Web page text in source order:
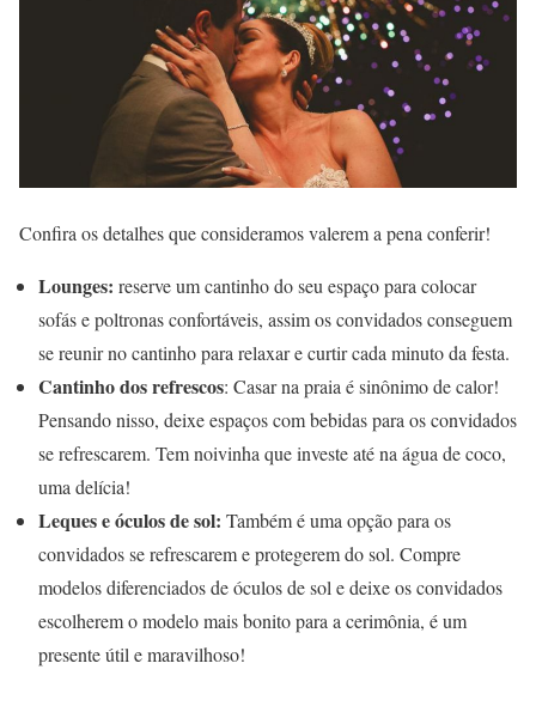
Confira os detalhes que consideramos valerem a pena conferir!
Lounges: reserve um cantinho do seu espaço para colocar
sofás e poltronas confortáveis, assim os convidados conseguem
se reunir no cantinho para relaxar e curtir cada minuto da festa.
Cantinho dos refrescos: Casar na praia é sinônimo de calor!
Pensando nisso, deixe espaços com bebidas para os convidados
se refrescarem. Tem noivinha que investe até na água de coco,
uma delícia!
Leques e óculos de sol: Também é uma opção para os
convidados se refrescarem e protegerem do sol. Compre
modelos diferenciados de óculos de sol e deixe os convidados
escolherem o modelo mais bonito para a cerimônia, é um
presente útil e maravilhoso!